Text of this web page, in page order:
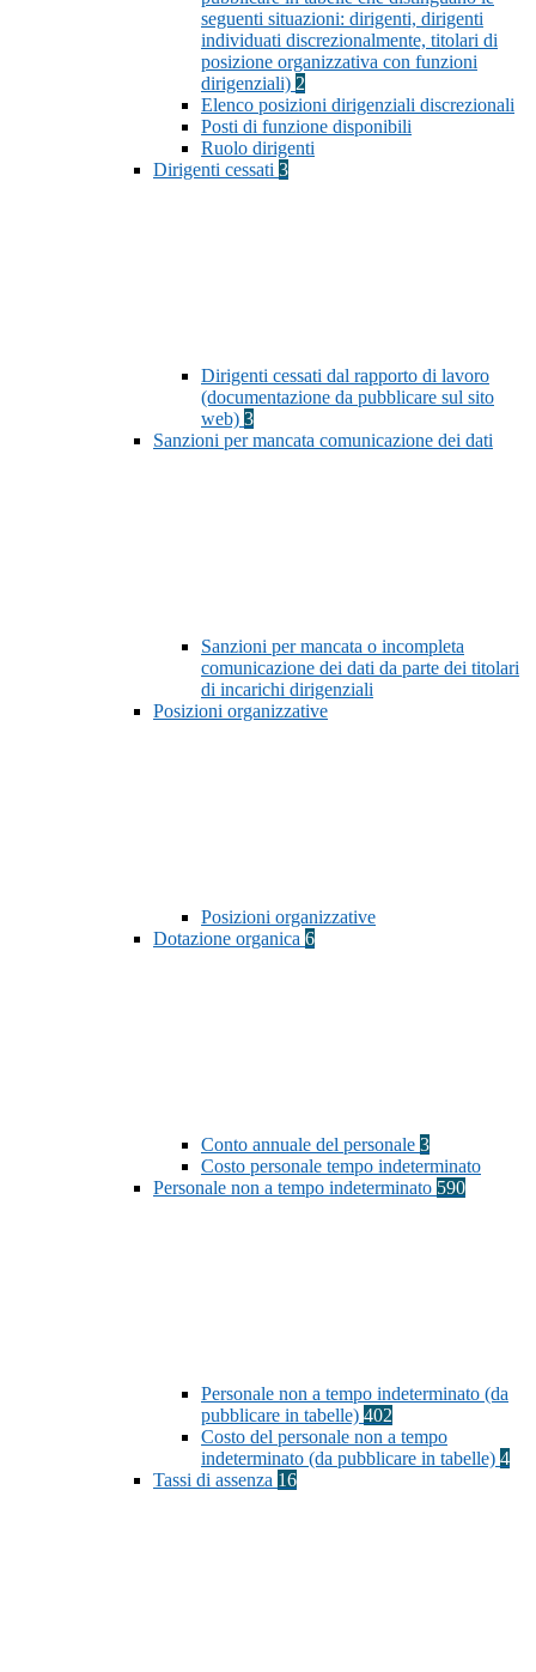
seguenti situazioni: dirigenti, dirigenti
individuati discrezionalmente, titolari di
posizione organizzativa con funzioni
dirigenziali) 2
Elenco posizioni dirigenziali discrezionali
Posti di funzione disponibili
Ruolo dirigenti
Dirigenti cessati 3
Dirigenti cessati dal rapporto di lavoro
(documentazione da pubblicare sul sito
web) 3
Sanzioni per mancata comunicazione dei dati
Sanzioni per mancata o incompleta
comunicazione dei dati da parte dei titolari
di incarichi dirigenziali
Posizioni organizzative
Posizioni organizzative
Dotazione organica 6
Conto annuale del personale 3
Costo personale tempo indeterminato
Personale non a tempo indeterminato 590
Personale non a tempo indeterminato (da
pubblicare in tabelle) 402
Costo del personale non a tempo
indeterminato (da pubblicare in tabelle) 4
Tassi di assenza 16